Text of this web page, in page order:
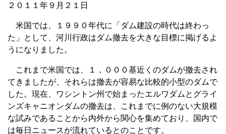
２０１１年９月２１日
米国では、１９９０年代に「ダム建設の時代は終わっ
た」として、河川行政はダム撤去を大きな目標に掲げるよ
うになりました。
これまで米国では、１，０００基近くのダムが撤去され
てきましたが、それらは撤去が容易な比較的小型のダムで
した。現在、ワシントン州で始まったエルワダムとグライ
ンズキャニオンダムの撤去は、これまでに例のない大規模
な試みであることから内外から関心を集めており、国内で
は毎日ニュースが流れているとのことです。